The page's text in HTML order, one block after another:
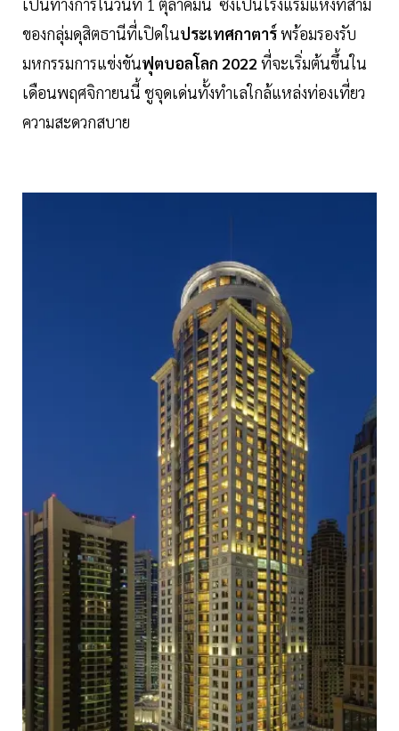
ของกลุ่มดุสิตธานีที่เปิดในประเทศกาตาร์พร้อมรองรับ
มหกรรมการแข่งขันฟุตบอลโลก 2022 ที่จะเริ่มต้นขึ้นใน
เดือนพฤศจิกายนนี้ ชูจุดเด่นทั้งทำเลใกล้แหล่งท่องเที่ยว
ความสะดวกสบาย